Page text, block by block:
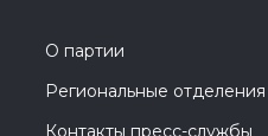
О партии
Региональные отделения
Контакты пресс-службы